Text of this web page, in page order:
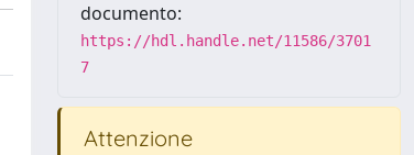
documento:
https://hdl.handle.net/11586/3701
7
Attenzione